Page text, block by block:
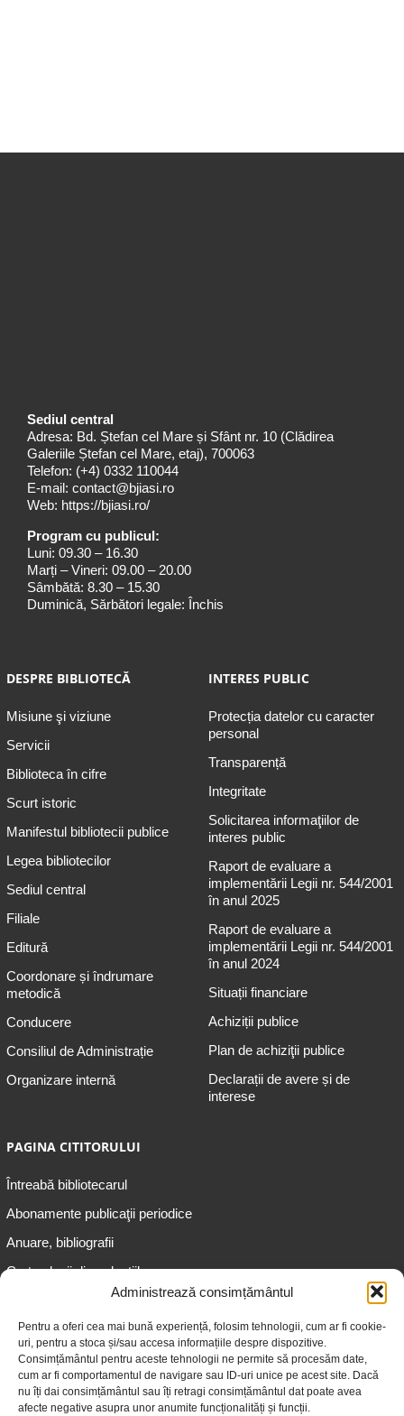
Administrează consimțământul
Pentru a oferi cea mai bună experiență, folosim tehnologii, cum ar fi cookie-
uri, pentru a stoca și/sau accesa informațiile despre dispozitive.
Consimțământul pentru aceste tehnologii ne permite să procesăm date,
cum ar fi comportamentul de navigare sau ID-uri unice pe acest site. Dacă
nu îți dai consimțământul sau îți retragi consimțământul dat poate avea
afecte negative asupra unor anumite funcționalități și funcții.
Sediul central
Adresa: Bd. Ștefan cel Mare și Sfânt nr. 10 (Clădirea
Galeriile Ștefan cel Mare, etaj), 700063
Telefon: (+4) 0332 110044
E-mail: contact@bjiasi.ro
Web: https://bjiasi.ro/
Program cu publicul:
Luni: 09.30 – 16.30
Marți – Vineri: 09.00 – 20.00
Sâmbătă: 8.30 – 15.30
Duminică, Sărbători legale: Închis
DESPRE BIBLIOTECĂ
Misiune şi viziune
Servicii
Biblioteca în cifre
Scurt istoric
Manifestul bibliotecii publice
Legea bibliotecilor
Sediul central
Filiale
Editură
Coordonare și îndrumare
metodică
Conducere
Consiliul de Administrație
Organizare internă
INTERES PUBLIC
Protecția datelor cu caracter
personal
Transparență
Integritate
Solicitarea informaţiilor de
interes public
Raport de evaluare a
implementării Legii nr. 544/2001
în anul 2025
Raport de evaluare a
implementării Legii nr. 544/2001
în anul 2024
Situații financiare
Achiziții publice
Plan de achiziţii publice
Declarații de avere și de
interese
PAGINA CITITORULUI
Întreabă bibliotecarul
Abonamente publicaţii periodice
Anuare, bibliografii
Cartea lunii din colecțiile
Informații pentru adolescenți
Informații pentru adulți
Informații pentru seniori